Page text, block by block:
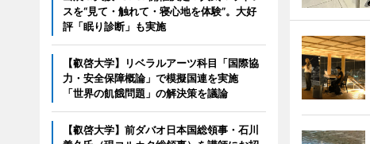
スを“見て・触れて・寝心地を体験”。大好
評「眠り診断」も実施
【叡啓大学】リベラルアーツ科目「国際協
力・安全保障概論」で模擬国連を実施
「世界の飢餓問題」の解決策を議論
【叡啓大学】前ダバオ日本国総領事・石川